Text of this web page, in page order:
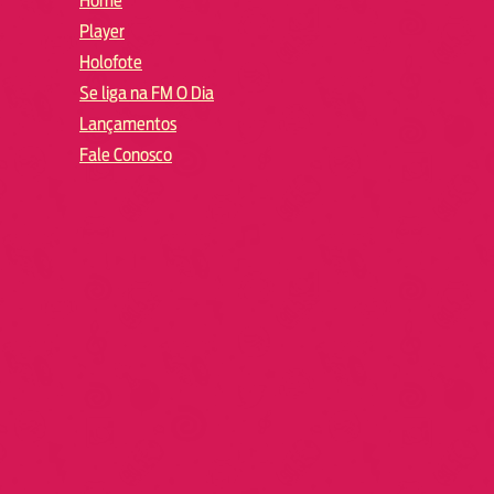
Player
Holofote
Se liga na FM O Dia
Lançamentos
Fale Conosco